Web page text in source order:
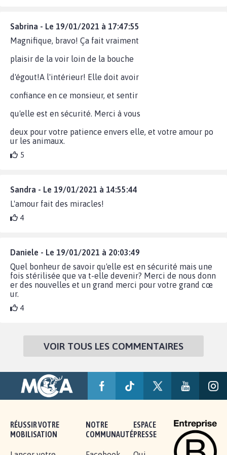
Sabrina - Le 19/01/2021 à 17:47:55
Magnifique, bravo! Ça fait vraiment
plaisir de la voir loin de la bouche
d'égout!A l'intérieur! Elle doit avoir
confiance en ce monsieur, et sentir
qu'elle est en sécurité. Merci à vous
deux pour votre patience envers elle, et votre amour po
ur les animaux.
5
Sandra - Le 19/01/2021 à 14:55:44
L'amour fait des miracles!
4
Daniele - Le 19/01/2021 à 20:03:49
Quel bonheur de savoir qu'elle est en sécurité mais une
fois stérilisée que va t-elle devenir? Merci de nous donn
er des nouvelles et un grand merci pour votre grand cœ
ur.
4
VOIR TOUS LES COMMENTAIRES
RÉUSSIR VOTRE
MOBILISATION
NOTRE
COMMUNAUTÉ
ESPACE
PRESSE